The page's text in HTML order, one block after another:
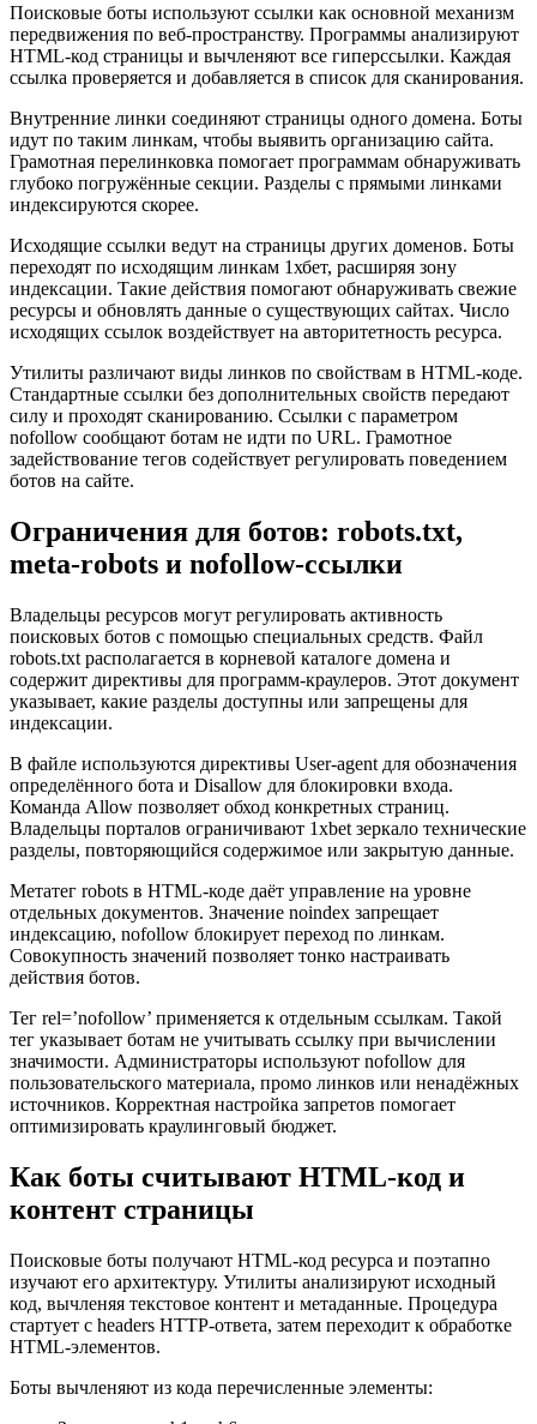
Поисковые боты используют ссылки как основной механизм
передвижения по веб-пространству. Программы анализируют
HTML-код страницы и вычленяют все гиперссылки. Каждая
ссылка проверяется и добавляется в список для сканирования.
Внутренние линки соединяют страницы одного домена. Боты
идут по таким линкам, чтобы выявить организацию сайта.
Грамотная перелинковка помогает программам обнаруживать
глубоко погружённые секции. Разделы с прямыми линками
индексируются скорее.
Исходящие ссылки ведут на страницы других доменов. Боты
переходят по исходящим линкам 1хбет, расширяя зону
индексации. Такие действия помогают обнаруживать свежие
ресурсы и обновлять данные о существующих сайтах. Число
исходящих ссылок воздействует на авторитетность ресурса.
Утилиты различают виды линков по свойствам в HTML-коде.
Стандартные ссылки без дополнительных свойств передают
силу и проходят сканированию. Ссылки с параметром
nofollow сообщают ботам не идти по URL. Грамотное
задействование тегов содействует регулировать поведением
ботов на сайте.
Ограничения для ботов: robots.txt,
meta-robots и nofollow-ссылки
Владельцы ресурсов могут регулировать активность
поисковых ботов с помощью специальных средств. Файл
robots.txt располагается в корневой каталоге домена и
содержит директивы для программ-краулеров. Этот документ
указывает, какие разделы доступны или запрещены для
индексации.
В файле используются директивы User-agent для обозначения
определённого бота и Disallow для блокировки входа.
Команда Allow позволяет обход конкретных страниц.
Владельцы порталов ограничивают 1xbet зеркало технические
разделы, повторяющийся содержимое или закрытую данные.
Метатег robots в HTML-коде даёт управление на уровне
отдельных документов. Значение noindex запрещает
индексацию, nofollow блокирует переход по линкам.
Совокупность значений позволяет тонко настраивать
действия ботов.
Тег rel=’nofollow’ применяется к отдельным ссылкам. Такой
тег указывает ботам не учитывать ссылку при вычислении
значимости. Администраторы используют nofollow для
пользовательского материала, промо линков или ненадёжных
источников. Корректная настройка запретов помогает
оптимизировать краулинговый бюджет.
Как боты считывают HTML‑код и
контент страницы
Поисковые боты получают HTML-код ресурса и поэтапно
изучают его архитектуру. Утилиты анализируют исходный
код, вычленяя текстовое контент и метаданные. Процедура
стартует с headers HTTP-ответа, затем переходит к обработке
HTML-элементов.
Боты вычленяют из кода перечисленные элементы: